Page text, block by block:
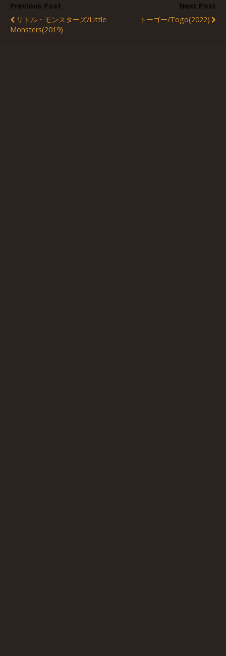
Previous Post
リトル・モンスターズ/Little
Monsters(2019)
Next Post
トーゴー/Togo(2022)